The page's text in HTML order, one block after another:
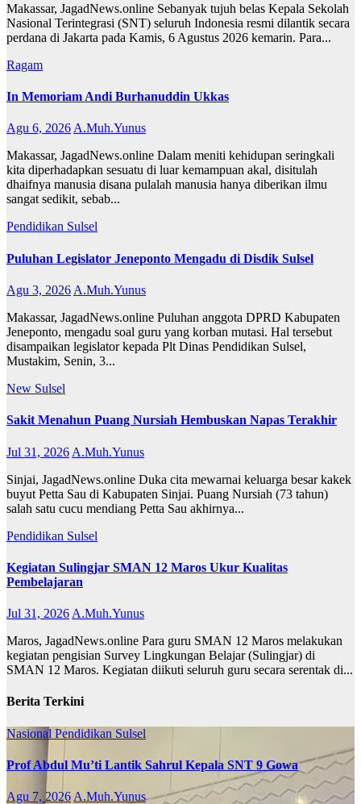
Makassar, JagadNews.online Sebanyak tujuh belas Kepala Sekolah
Nasional Terintegrasi (SNT) seluruh Indonesia resmi dilantik secara
perdana di Jakarta pada Kamis, 6 Agustus 2026 kemarin. Para...
Ragam
In Memoriam Andi Burhanuddin Ukkas
Agu 6, 2026A.Muh.Yunus
Makassar, JagadNews.online Dalam meniti kehidupan seringkali
kita diperhadapkan sesuatu di luar kemampuan akal, disitulah
dhaifnya manusia disana pulalah manusia hanya diberikan ilmu
sangat sedikit, sebab...
Pendidikan Sulsel
Puluhan Legislator Jeneponto Mengadu di Disdik Sulsel
Agu 3, 2026 A.Muh.Yunus
Makassar, JagadNews.online Puluhan anggota DPRD Kabupaten
Jeneponto, mengadu soal guru yang korban mutasi. Hal tersebut
disampaikan legislator kepada Plt Dinas Pendidikan Sulsel,
Mustakim, Senin, 3...
New Sulsel
Sakit Menahun Puang Nursiah Hembuskan Napas Terakhir
Jul 31, 2026 A.Muh.Yunus
Sinjai, JagadNews.online Duka cita mewarnai keluarga besar kakek
buyut Petta Sau di Kabupaten Sinjai. Puang Nursiah (73 tahun)
salah satu cucu mendiang Petta Sau akhirnya...
Pendidikan Sulsel
Kegiatan Sulingjar SMAN 12 Maros Ukur Kualitas
Pembelajaran
Jul 31, 2026 A.Muh.Yunus
Maros, JagadNews.online Para guru SMAN 12 Maros melakukan
kegiatan pengisian Survey Lingkungan Belajar (Sulingjar) di
SMAN 12 Maros. Kegiatan diikuti seluruh guru secara serentak di...
Berita Terkini
Nasional Pendidikan Sulsel
Prof Abdul Mu’ti Lantik Sahrul Kepala SNT 9 Gowa
Agu 7, 2026 A.Muh.Yunus